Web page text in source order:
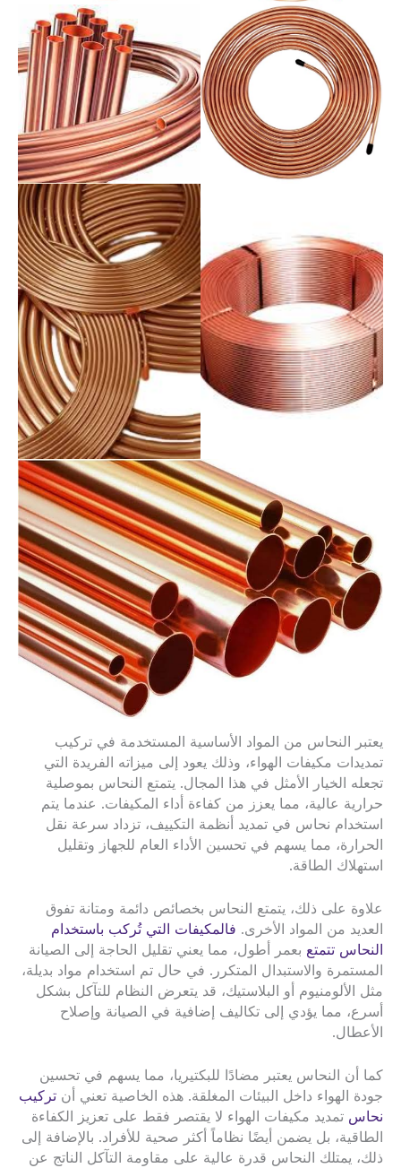
يعتبر النحاس من المواد الأساسية المستخدمة في تركيب
تمديدات مكيفات الهواء، وذلك يعود إلى ميزاته الفريدة التي
تجعله الخيار الأمثل في هذا المجال. يتمتع النحاس بموصلية
حرارية عالية، مما يعزز من كفاءة أداء المكيفات. عندما يتم
استخدام نحاس في تمديد أنظمة التكييف، تزداد سرعة نقل
الحرارة، مما يسهم في تحسين الأداء العام للجهاز وتقليل
استهلاك الطاقة.
علاوة على ذلك، يتمتع النحاس بخصائص دائمة ومتانة تفوق
العديد من المواد الأخرى. فالمكيفات التي تُركب باستخدام
النحاس تتمتع بعمر أطول، مما يعني تقليل الحاجة إلى الصيانة
المستمرة والاستبدال المتكرر. في حال تم استخدام مواد بديلة،
مثل الألومنيوم أو البلاستيك، قد يتعرض النظام للتآكل بشكل
أسرع، مما يؤدي إلى تكاليف إضافية في الصيانة وإصلاح
الأعطال.
كما أن النحاس يعتبر مضادًا للبكتيريا، مما يسهم في تحسين
جودة الهواء داخل البيئات المغلقة. هذه الخاصية تعني أن تركيب
نحاس تمديد مكيفات الهواء لا يقتصر فقط على تعزيز الكفاءة
الطاقية، بل يضمن أيضًا نظاماً أكثر صحية للأفراد. بالإضافة إلى
ذلك، يمتلك النحاس قدرة عالية على مقاومة التآكل الناتج عن